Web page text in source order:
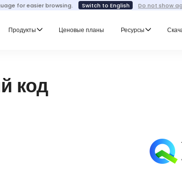
for easier browsing. Switch to English Do not show
Продукты Ценовые планы Ресурсы
код